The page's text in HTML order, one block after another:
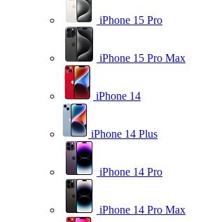
iPhone 15 Pro
iPhone 15 Pro Max
iPhone 14
iPhone 14 Plus
iPhone 14 Pro
iPhone 14 Pro Max